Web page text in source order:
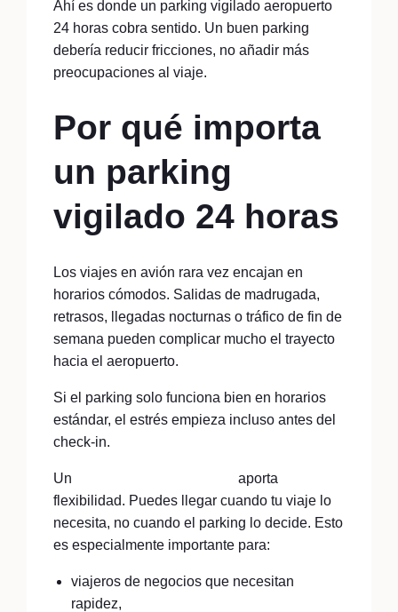
Ahí es donde un parking vigilado aeropuerto
24 horas cobra sentido. Un buen parking
debería reducir fricciones, no añadir más
preocupaciones al viaje.
Por qué importa
un parking
vigilado 24 horas
Los viajes en avión rara vez encajan en
horarios cómodos. Salidas de madrugada,
retrasos, llegadas nocturnas o tráfico de fin de
semana pueden complicar mucho el trayecto
hacia el aeropuerto.
Si el parking solo funciona bien en horarios
estándar, el estrés empieza incluso antes del
check-in.
Un
aporta
flexibilidad. Puedes llegar cuando tu viaje lo
necesita, no cuando el parking lo decide. Esto
es especialmente importante para:
viajeros de negocios que necesitan
rapidez,